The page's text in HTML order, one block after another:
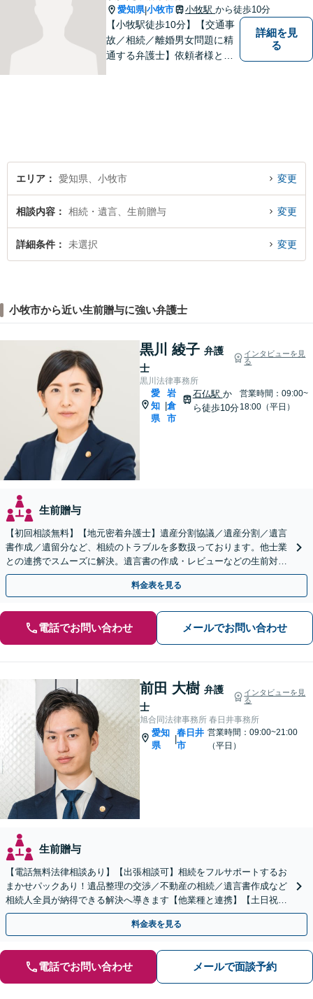
愛知県|小牧市 小牧駅 から徒歩10分
【小牧駅徒歩10分】【交通事
故／相続／離婚男女問題に精
通する弁護士】依頼者様との
詳細を見
る
エリア 愛知県、小牧市 変更
相談内容 相続・遺言、生前贈与 変更
詳細条件 未選択 変更
小牧市から近い生前贈与に強い弁護士
黒川 綾子 弁護
士
インタビューを見
る
黒川法律事務所
愛
知
県
|
岩
倉
市
石仏駅 か
ら徒歩10分
営業時間：09:00~
18:00（平日）
生前贈与
【初回相談無料】【地元密着弁護士】遺産分割協議／遺産分割／遺言
書作成／遺留分など、相続のトラブルを多数扱っております。他士業
との連携でスムーズに解決。遺言書の作成・レビューなどの生前対策
も承ります。【法テラス利用可能】【駐車場完備】
料金表を見る
電話でお問い合わせ メールでお問い合わせ
前田 大樹 弁護
士
インタビューを見
る
旭合同法律事務所 春日井事務所
愛知
県
|
春日井
市
営業時間：09:00~21:00
（平日）
生前贈与
【電話無料法律相談あり】【出張相談可】相続をフルサポートするお
まかせパックあり！遺品整理の交渉／不動産の相続／遺言書作成など
相続人全員が納得できる解決へ導きます【他業種と連携】【土日祝・
夜間対応】【完全個室】
料金表を見る
電話でお問い合わせ メールで面談予約